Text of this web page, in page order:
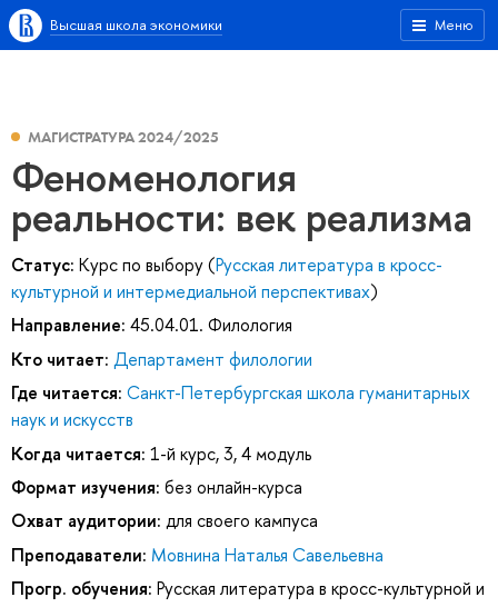
Меню
Высшая школа экономики
МАГИСТРАТУРА 2024/2025
Феноменология
реальности: век реализма
Статус: Курс по выбору (Русская литература в кросс-
культурной и интермедиальной перспективах)
Направление: 45.04.01. Филология
Кто читает: Департамент филологии
Где читается: Санкт-Петербургская школа гуманитарных
наук и искусств
Когда читается: 1-й курс, 3, 4 модуль
Формат изучения: без онлайн-курса
Охват аудитории: для своего кампуса
Преподаватели: Мовнина Наталья Савельевна
Прогр. обучения: Русская литература в кросс-культурной и